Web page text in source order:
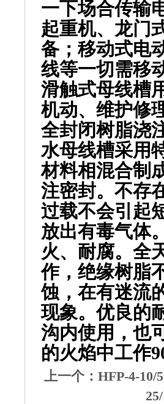
一下场合传输
起重机、龙门
备；移动式电
线等一切需移
滑触式母线槽
机动、维护修
全封闭树脂浇
水母线槽采用
材料相混合制
注密封。不存
过载不会引起
放出有毒气体
火、耐腐。全
作，绝缘树脂
蚀，在有迷流
现象。优良的
沟内使用，也
的火焰中工作
上一个： HFP-4-10/